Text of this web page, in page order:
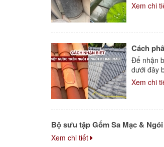
Xem chi
Cách
Để nhận
dưới đây
Xem chi
Bộ sưu tập Gốm Sa Mạc &
Xem chi tiết